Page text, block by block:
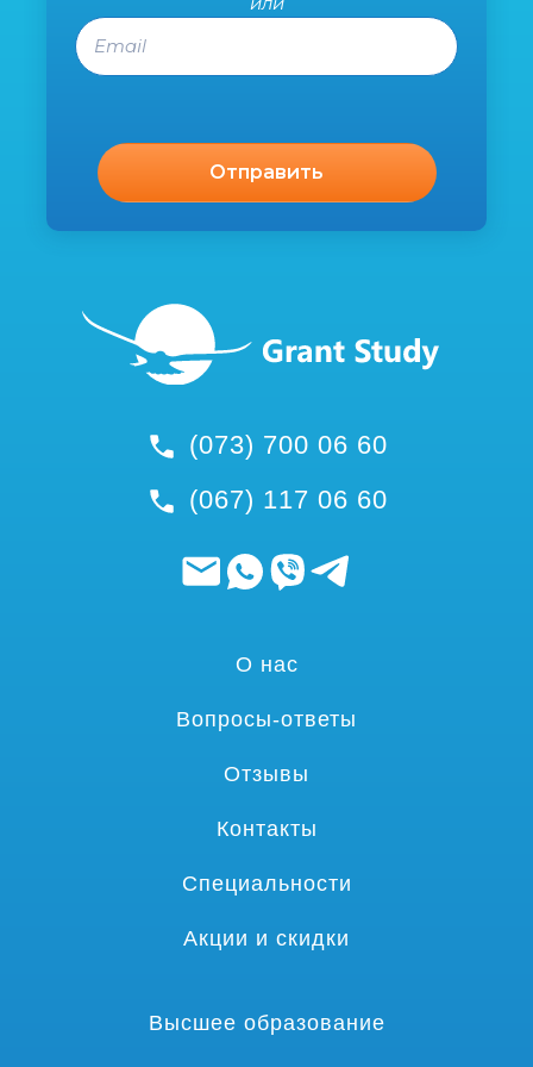
(073) 700 06 60
(067) 117 06 60
Email
О нас
Вопросы-ответы
Отзывы
Контакты
Специальности
Акции и скидки
Высшее образование